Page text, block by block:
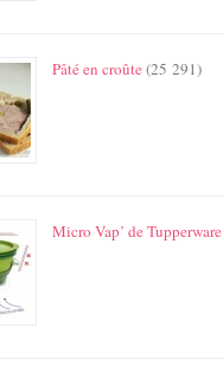
Pâté en croûte(25 291)
Micro Vap’ de Tupperware